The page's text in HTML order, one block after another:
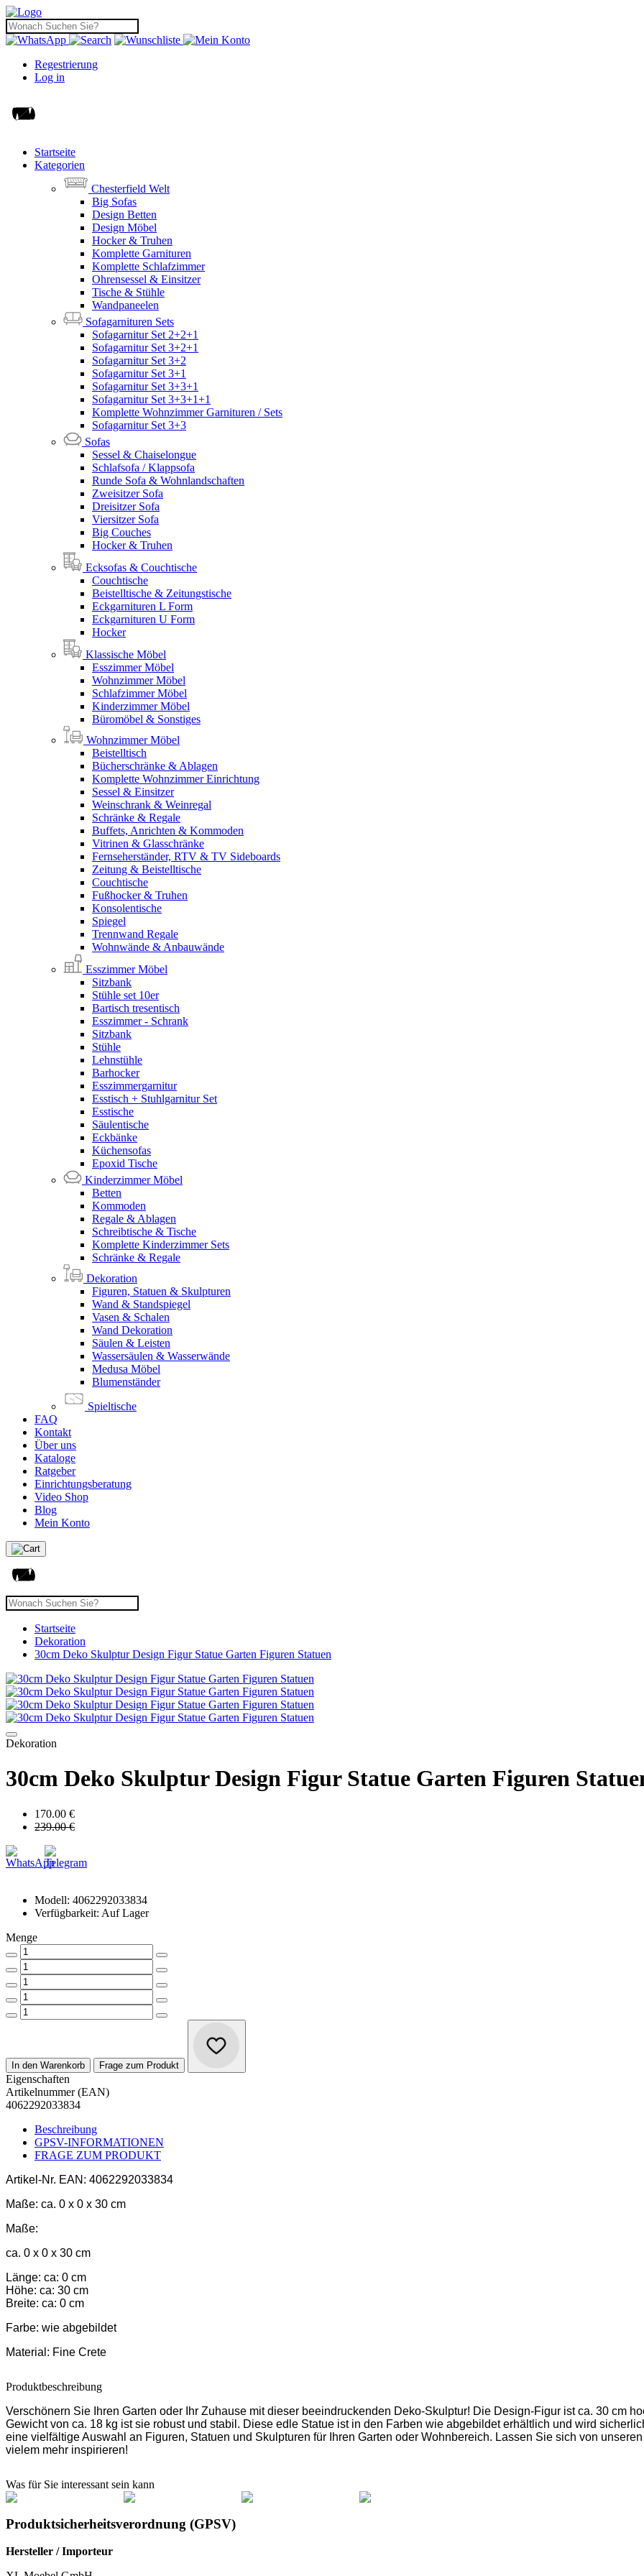
Regestrierung
Log in
Startseite
Kategorien
Chesterfield Welt
Big Sofas
Design Betten
Design Möbel
Hocker & Truhen
Komplette Garnituren
Komplette Schlafzimmer
Ohrensessel & Einsitzer
Tische & Stühle
Wandpaneelen
Sofagarnituren Sets
Sofagarnitur Set 2+2+1
Sofagarnitur Set 3+2+1
Sofagarnitur Set 3+2
Sofagarnitur Set 3+1
Sofagarnitur Set 3+3+1
Sofagarnitur Set 3+3+1+1
Komplette Wohnzimmer Garnituren / Sets
Sofagarnitur Set 3+3
Sofas
Sessel & Chaiselongue
Schlafsofa / Klappsofa
Runde Sofa & Wohnlandschaften
Zweisitzer Sofa
Dreisitzer Sofa
Viersitzer Sofa
Big Couches
Hocker & Truhen
Ecksofas & Couchtische
Couchtische
Beistelltische & Zeitungstische
Eckgarnituren L Form
Eckgarnituren U Form
Hocker
Klassische Möbel
Esszimmer Möbel
Wohnzimmer Möbel
Schlafzimmer Möbel
Kinderzimmer Möbel
Büromöbel & Sonstiges
Wohnzimmer Möbel
Beistelltisch
Bücherschränke & Ablagen
Komplette Wohnzimmer Einrichtung
Sessel & Einsitzer
Weinschrank & Weinregal
Schränke & Regale
Buffets, Anrichten & Kommoden
Vitrinen & Glasschränke
Fernseherständer, RTV & TV Sideboards
Zeitung & Beistelltische
Couchtische
Fußhocker & Truhen
Konsolentische
Spiegel
Trennwand Regale
Wohnwände & Anbauwände
Esszimmer Möbel
Sitzbank
Stühle set 10er
Bartisch tresentisch
Esszimmer - Schrank
Sitzbank
Stühle
Lehnstühle
Barhocker
Esszimmergarnitur
Esstisch + Stuhlgarnitur Set
Esstische
Säulentische
Eckbänke
Küchensofas
Epoxid Tische
Kinderzimmer Möbel
Betten
Kommoden
Regale & Ablagen
Schreibtische & Tische
Komplette Kinderzimmer Sets
Schränke & Regale
Dekoration
Figuren, Statuen & Skulpturen
Wand & Standspiegel
Vasen & Schalen
Wand Dekoration
Säulen & Leisten
Wassersäulen & Wasserwände
Medusa Möbel
Blumenständer
Spieltische
FAQ
Kontakt
Über uns
Kataloge
Ratgeber
Einrichtungsberatung
Video Shop
Blog
Mein Konto
Startseite
Dekoration
30cm Deko Skulptur Design Figur Statue Garten Figuren Statuen
Dekoration
30cm Deko Skulptur Design Figur Statue Garten Figuren
170.00 €
239.00 €
Modell: 4062292033834
Verfügbarkeit: Auf Lager
Menge
In den Warenkorb Frage zum Produkt
Eigenschaften
Artikelnummer (EAN)
4062292033834
Beschreibung
GPSV-INFORMATIONEN
FRAGE ZUM PRODUKT
Artikel-Nr. EAN: 4062292033834
Maße: ca. 0 x 0 x 30 cm
Maße:
ca. 0 x 0 x 30 cm
Länge: ca: 0 cm
Höhe: ca: 30 cm
Breite: ca: 0 cm
Farbe: wie abgebildet
Material: Fine Crete
Produktbeschreibung
Verschönern Sie Ihren Garten oder Ihr Zuhause mit dieser beeindruckenden Deko-Skulptur! Die Design-Figur ist ca. 30 cm
Gewicht von ca. 18 kg ist sie robust und stabil. Diese edle Statue ist in den Farben wie abgebildet erhältlich und wird
eine vielfältige Auswahl an Figuren, Statuen und Skulpturen für Ihren Garten oder Wohnbereich. Lassen Sie sich von
vielem mehr inspirieren!
Was für Sie interessant sein kann
Produktsicherheitsverordnung (GPSV)
Hersteller / Importeur